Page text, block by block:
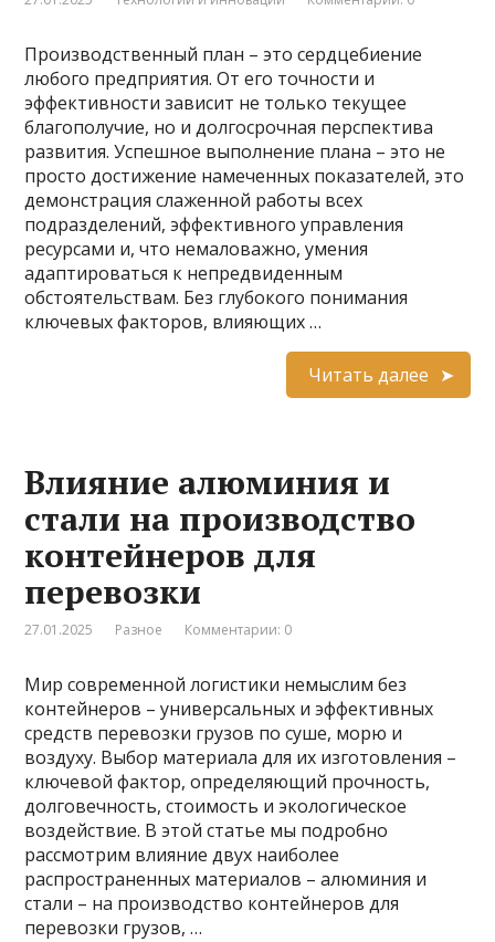
Производственный план – это сердцебиение
любого предприятия. От его точности и
эффективности зависит не только текущее
благополучие, но и долгосрочная перспектива
развития. Успешное выполнение плана – это не
просто достижение намеченных показателей, это
демонстрация слаженной работы всех
подразделений, эффективного управления
ресурсами и, что немаловажно, умения
адаптироваться к непредвиденным
обстоятельствам. Без глубокого понимания
ключевых факторов, влияющих …
Читать далее
Влияние алюминия и
стали на производство
контейнеров для
перевозки
27.01.2025 Разное Комментарии: 0
Мир современной логистики немыслим без
контейнеров – универсальных и эффективных
средств перевозки грузов по суше, морю и
воздуху. Выбор материала для их изготовления –
ключевой фактор, определяющий прочность,
долговечность, стоимость и экологическое
воздействие. В этой статье мы подробно
рассмотрим влияние двух наиболее
распространенных материалов – алюминия и
стали – на производство контейнеров для
перевозки грузов, …